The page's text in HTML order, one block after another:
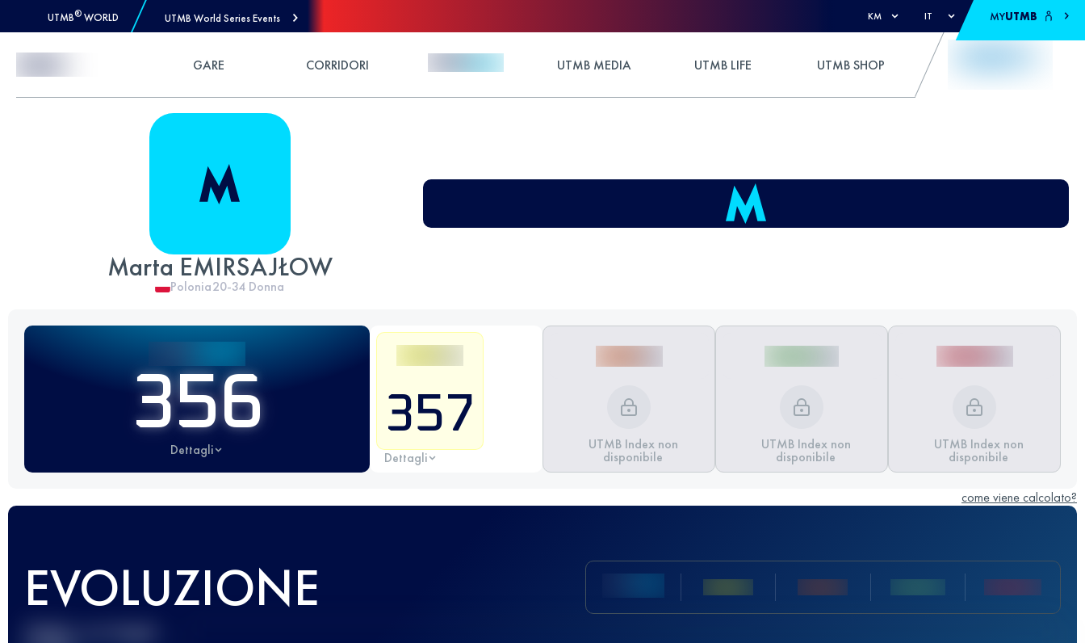
UTMB® WORLD UTMB World Series Events KM IT MYUTMB
GARE CORRIDORI UTMB MEDIA UTMB LIFE UTMB SHOP
Marta EMIRSAJŁOW
Polonia20-34 Donna
356
Dettagli
357
Dettagli
UTMB Index non
disponibile
UTMB Index non
disponibile
UTMB Index non
disponibile
come viene calcolato?
EVOLUZIONE
Miglior punteggio